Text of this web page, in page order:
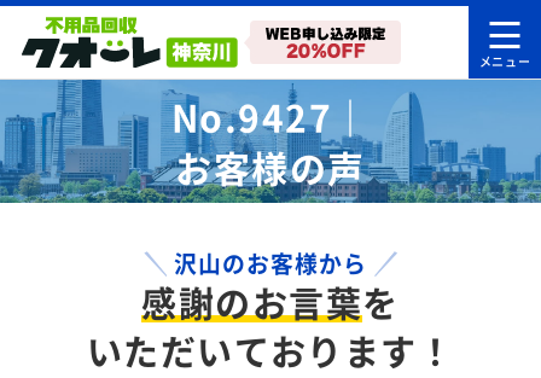
No.9427｜
お客様の声
沢山のお客様から
感謝のお言葉を
いただいております！